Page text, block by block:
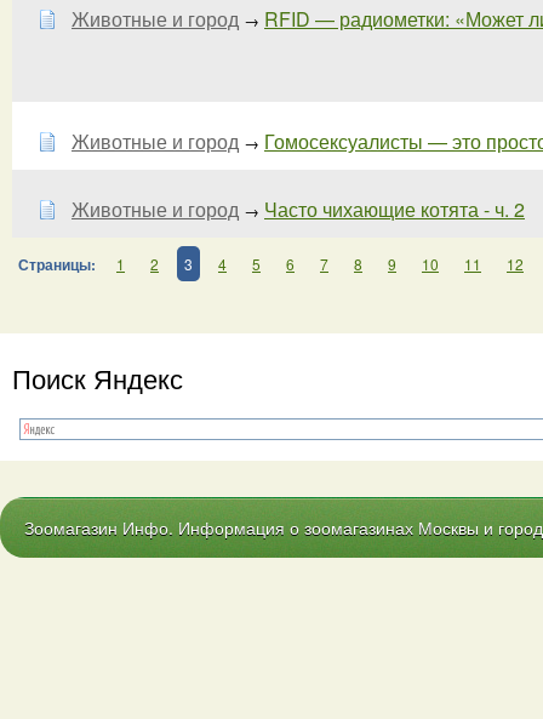
Животные и город → RFID — радиометки: «Может
Животные и город → Гомосексуалисты — это
Животные и город → Часто чихающие котята - ч. 2
Страницы: 1 2 3 4 5 6 7 8 9 10 11 12
Поиск Яндекс
Зоомагазин Инфо. Информация о зоомагазинах Москвы и